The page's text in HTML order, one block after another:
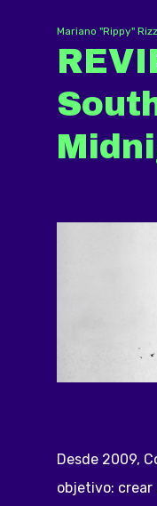
Mariano "Rippy"
Desde 2009,
objetivo: